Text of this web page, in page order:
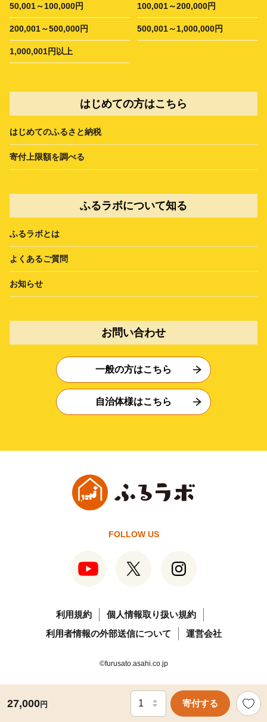
27,000円 寄付する
50,001～100,000円 100,001～200,000円
200,001～500,000円 500,001～1,000,000円
1,000,001円以上
はじめての方はこちら
はじめてのふるさと納税
寄付上限額を調べる
ふるラボについて知る
ふるラボとは
よくあるご質問
お知らせ
お問い合わせ
一般の方はこちら
自治体様はこちら
FOLLOW US
利用規約
個人情報取り扱い規約
利用者情報の外部送信について
運営会社
©furusato.asahi.co.jp